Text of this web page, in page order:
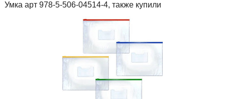
Умка арт 978-5-506-04514-4, также купили